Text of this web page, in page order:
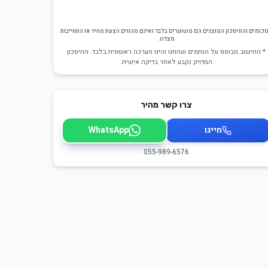
והחיסכון המוצגים הם משוערים בלבד ואינם מהווים הצעת מחיר או התחייבות
מצדנו.
* החישוב מבוסס על הנתונים שהוזנו והינו הערכה ראשונית בלבד. החיסכון
המדויק נקבע לאחר בדיקה אישית.
צרו קשר מהיר
חייגו WhatsApp
055-989-6576